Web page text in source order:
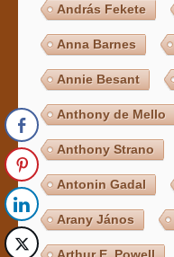
András Fekete
Anna Barnes
Annie Besant
Anthony de Mello
Anthony Strano
Antonin Gadal
Arany János
Arthur E. Powell